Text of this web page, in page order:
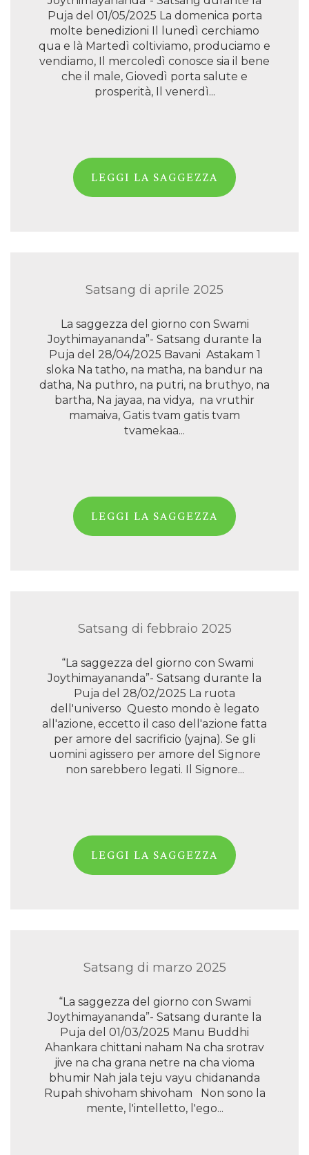
Puja del 01/05/2025 La domenica porta
molte benedizioni Il lunedì cerchiamo
qua e là Martedì coltiviamo, produciamo e
vendiamo, Il mercoledì conosce sia il bene
che il male, Giovedì porta salute e
prosperità, Il venerdì...
LEGGI LA SAGGEZZA
Satsang di aprile 2025
La saggezza del giorno con Swami
Joythimayananda”- Satsang durante la
Puja del 28/04/2025 Bavani Astakam 1
sloka Na tatho, na matha, na bandur na
datha, Na puthro, na putri, na bruthyo, na
bartha, Na jayaa, na vidya, na vruthir
mamaiva, Gatis tvam gatis tvam
tvamekaa...
LEGGI LA SAGGEZZA
Satsang di febbraio 2025
“La saggezza del giorno con Swami
Joythimayananda”- Satsang durante la
Puja del 28/02/2025 La ruota
dell'universo Questo mondo è legato
all'azione, eccetto il caso dell'azione fatta
per amore del sacrificio (yajna). Se gli
uomini agissero per amore del Signore
non sarebbero legati. Il Signore...
LEGGI LA SAGGEZZA
Satsang di marzo 2025
“La saggezza del giorno con Swami
Joythimayananda”- Satsang durante la
Puja del 01/03/2025 Manu Buddhi
Ahankara chittani naham Na cha srotrav
jive na cha grana netre na cha vioma
bhumir Nah jala teju vayu chidananda
Rupah shivoham shivoham Non sono la
mente, l'intelletto, l'ego...